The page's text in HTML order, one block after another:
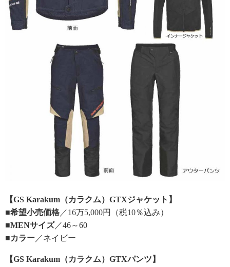
【GS Karakum（カラクム）GTXジャケット】
■希望小売価格 ／16万5,000円（税10％込み）
■MENサイズ／46～60
■カラー ／ネイビー
【GS Karakum（カラクム）GTXパンツ】